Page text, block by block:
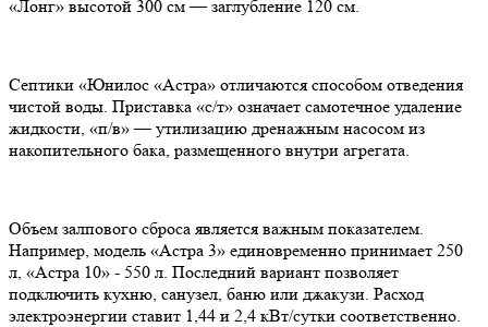
«Лонг» высотой 300 см — заглубление 120 см.
Септики «Юнилос «Астра» отличаются способом отведения
чистой воды. Приставка «с/т» означает самотечное удаление
жидкости, «п/в» — утилизацию дренажным насосом из
накопительного бака, размещенного внутри агрегата.
Объем залпового сброса является важным показателем.
Например, модель «Астра 3» единовременно принимает 250
л, «Астра 10» - 550 л. Последний вариант позволяет
подключить кухню, санузел, баню или джакузи. Расход
электроэнергии ставит 1,44 и 2,4 кВт/сутки соответственно.